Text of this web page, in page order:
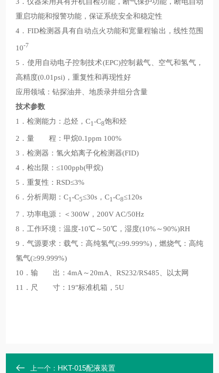
重启功能和报警功能，保证系统安全和稳定性
4．FID检测器具有自动点火功能和宽量程输出，线性范围
10-7
5．使用自动电子控制技术(EPC)控制裁气、空气和氢气，
高精度(0.01psi)，重复性和再现性好
应用领域：钻探油井、地质录井组分含量
技术参数
1．检测能力：总烃，C1-C8饱和烃
2．量 程：甲烷0.1ppm 100%
3．检测器：氢火焰离子化检测器(FID)
4．检出限：≤100ppb(甲烷)
5．重复性：RSD≤3%
6．分析周期：C1-C5≤30s，C1-C8≤120s
7．功率电源：＜300W，200V AC/50Hz
8．工作环境：温度-10℃～50℃，湿度(10%～90%)RH
9．气源要求：载气：高纯氢气(≥99.999%)，燃烧气：高纯
氢气(≥99.999%)
10．输 出：4mA～20mA、RS232/RS485、以太网
11．尺 寸：19"标准机箱，5U
上一个： HKT-015配液装置